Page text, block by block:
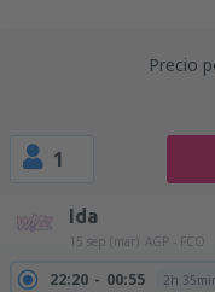
Precio
1
Ida
15 sep (mar) AGP - FCO
22:20 00:55 2h